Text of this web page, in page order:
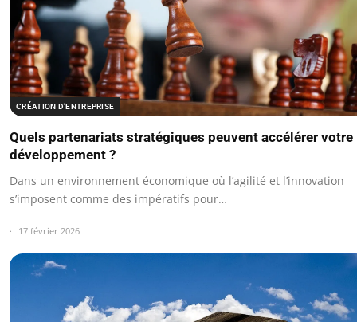
CRÉATION D’ENTREPRISE
Quels partenariats stratégiques peuvent accélérer votre
développement ?
Dans un environnement économique où l’agilité et l’innovation
s’imposent comme des impératifs pour…
17 février 2026